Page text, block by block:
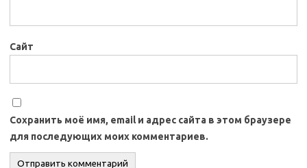
Сайт
Сохранить моё имя, email и адрес сайта в этом браузере
для последующих моих комментариев.